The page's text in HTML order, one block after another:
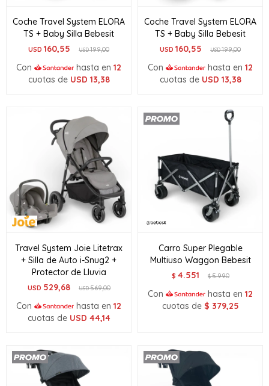
Coche Travel System ELORA
TS + Baby Silla Bebesit
USD 160,55 USD199,00
Con hasta en 12
cuotas de USD 13,38
Coche Travel System ELORA
TS + Baby Silla Bebesit
USD 160,55 USD199,00
Con hasta en 12
cuotas de USD 13,38
Travel System Joie Litetrax
+ Silla de Auto i-Snug2 +
Protector de Lluvia
USD 529,68 USD569,00
Con hasta en 12
cuotas de USD 44,14
Carro Super Plegable
Multiuso Waggon Bebesit
$ 4.551 $5.990
Con hasta en 12
cuotas de $ 379,25